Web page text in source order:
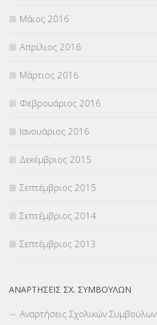
Μάιος 2016
Απρίλιος 2016
Μάρτιος 2016
Φεβρουάριος 2016
Ιανουάριος 2016
Δεκέμβριος 2015
Σεπτέμβριος 2015
Σεπτέμβριος 2014
Σεπτέμβριος 2013
ΑΝΑΡΤΉΣΕΙΣ ΣΧ. ΣΥΜΒΟΎΛΩΝ
Αναρτήσεις Σχολικών Συμβούλων